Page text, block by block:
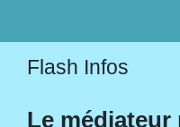
Flash Infos
Le médiateur